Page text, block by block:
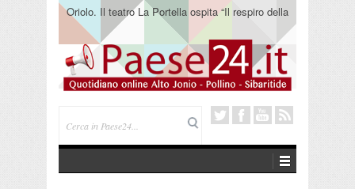
Oriolo. Il teatro La Portella ospita “Il respiro della
terra” del collettivo 365